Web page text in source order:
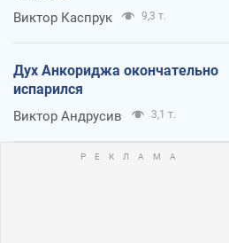
Виктор Каспрук 9,3 т.
Дух Анкориджа окончательно
испарился
Виктор Андрусив 3,1 т.